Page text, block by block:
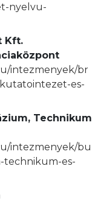
nyelvu-
Kft.
intezmenyek/br
es-
Technikum
intezmenyek/bu
technikum-es-